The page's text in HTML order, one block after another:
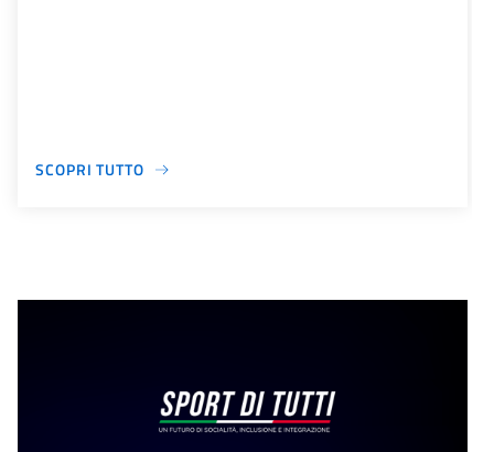
SCOPRI TUTTO